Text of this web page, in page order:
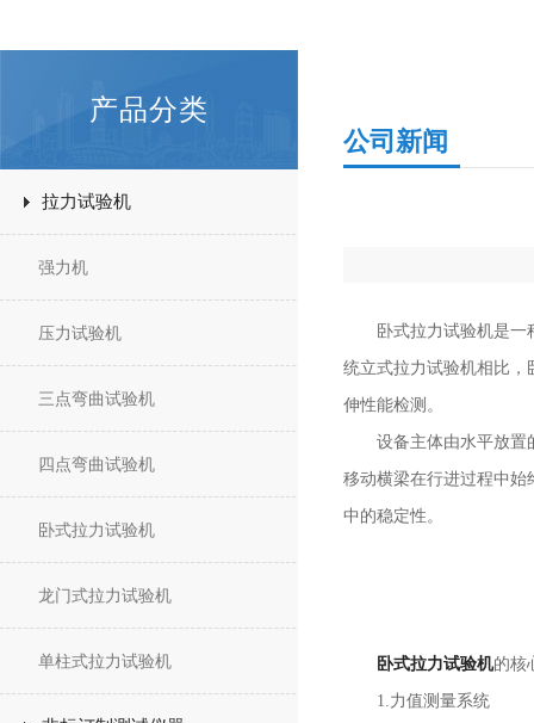
产品分类
拉力试验机
强力机
压力试验机
三点弯曲试验机
四点弯曲试验机
卧式拉力试验机
龙门式拉力试验机
单柱式拉力试验机
公司新闻
卧式拉力试验机是一种
统立式拉力试验机相比，
伸性能检测。
设备主体由水平放置的
移动横梁在行进过程中始
中的稳定性。
卧式拉力试验机的核
1.力值测量系统